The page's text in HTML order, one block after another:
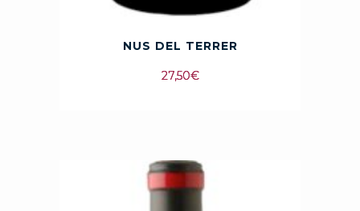
NUS DEL TERRER
27,50€